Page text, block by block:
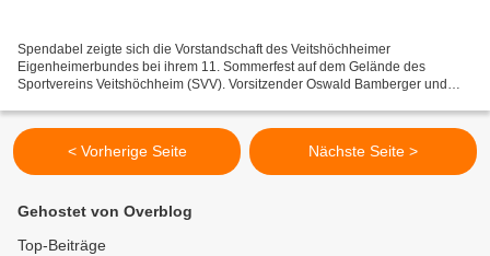
Spendabel zeigte sich die Vorstandschaft des Veitshöchheimer
Eigenheimerbundes bei ihrem 11. Sommerfest auf dem Gelände des
Sportvereins Veitshöchheim (SVV). Vorsitzender Oswald Bamberger und
< Vorherige Seite Nächste Seite >
Gehostet von Overblog
Top-Beiträge